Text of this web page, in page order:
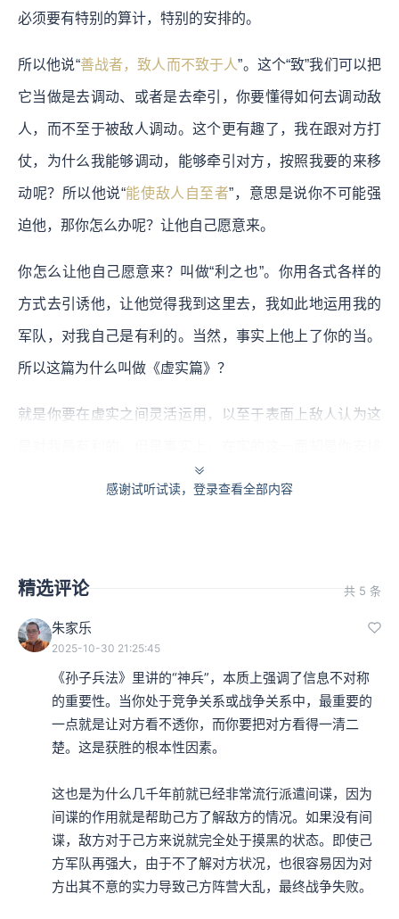
必须要有特别的算计，特别的安排的。
所以他说“善战者，致人而不致于人”。这个“致”我们可以把
它当做是去调动、或者是去牵引，你要懂得如何去调动敌
人，而不至于被敌人调动。这个更有趣了，我在跟对方打
仗，为什么我能够调动，能够牵引对方，按照我要的来移
动呢？所以他说“能使敌人自至者”，意思是说你不可能强
迫他，那你怎么办呢？让他自己愿意来。
你怎么让他自己愿意来？叫做“利之也”。你用各式各样的
方式去引诱他，让他觉得我到这里去，我如此地运用我的
军队，对我自己是有利的。当然，事实上他上了你的当。
所以这篇为什么叫做《虚实篇》？
就是你要在虚实之间灵活运用，以至于表面上敌人认为这
要他来的。这是一种方法，这是利诱。
感谢试听试读，登录查看全部内容
精选评论 共 5 条
朱家乐
2025-10-30 21:25:45
《孙子兵法》里讲的“神兵”，本质上强调了信息不对称
的重要性。当你处于竞争关系或战争关系中，最重要的
一点就是让对方看不透你，而你要把对方看得一清二
楚。这是获胜的根本性因素。
这也是为什么几千年前就已经非常流行派遣间谍，因为
间谍的作用就是帮助己方了解敌方的情况。如果没有间
谍，敌方对于己方来说就完全处于摸黑的状态。即使己
方军队再强大，由于不了解对方状况，也很容易因为对
方出其不意的实力导致己方阵营大乱，最终战争失败。